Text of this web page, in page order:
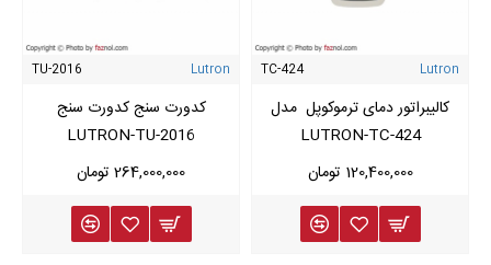
Lutron
TC-424
کالیبراتور دمای ترموکوپل مدل
LUTRON-TC-424
120,400,000 تومان
Lutron
TU-2016
کدورت سنج کدورت سنج
LUTRON-TU-2016
264,000,000 تومان